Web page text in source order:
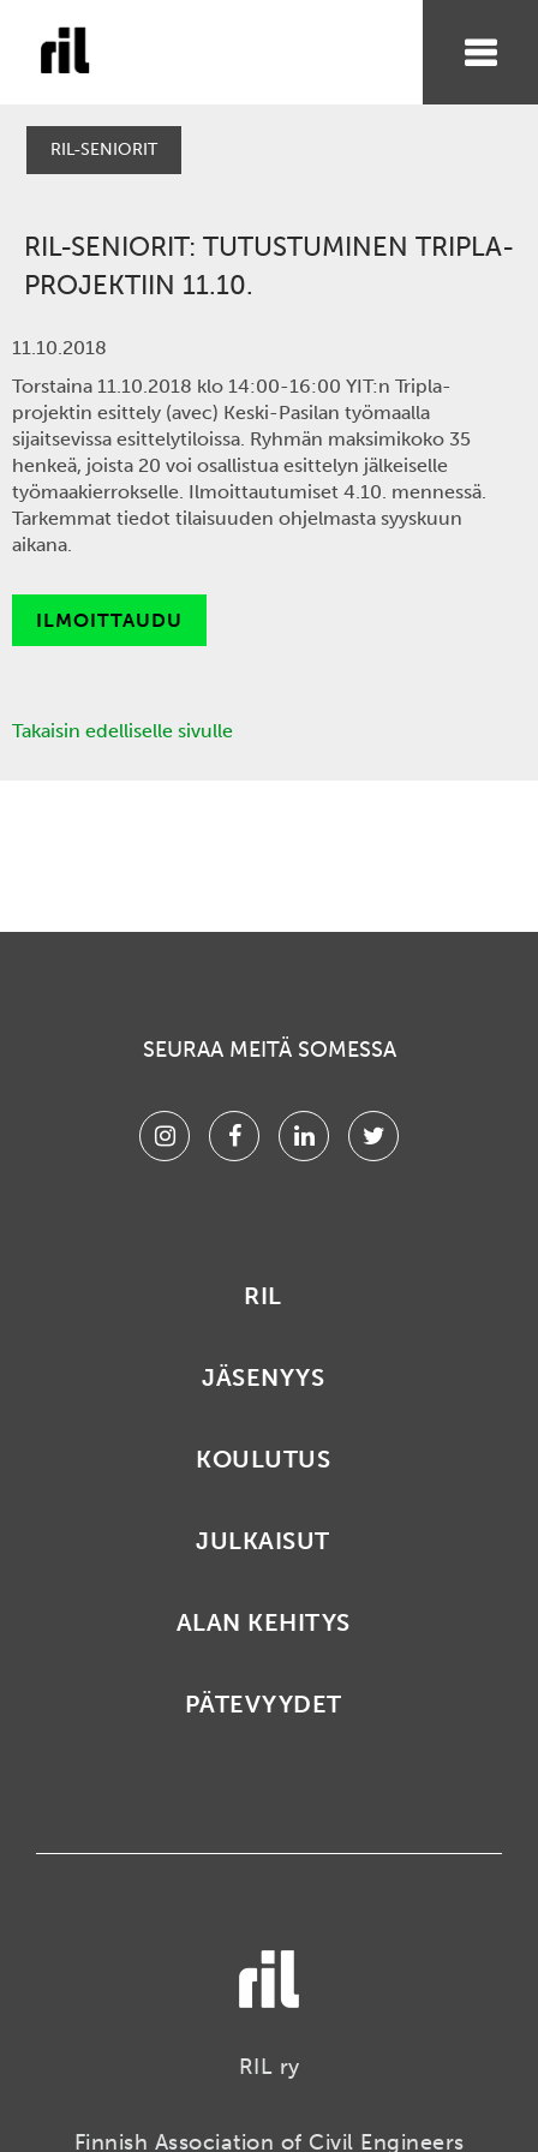
RIL-SENIORIT
RIL-SENIORIT: TUTUSTUMINEN TRIPLA-
PROJEKTIIN 11.10.
11.10.2018
Torstaina 11.10.2018 klo 14:00-16:00 YIT:n Tripla-
projektin esittely (avec) Keski-Pasilan työmaalla
sijaitsevissa esittelytiloissa. Ryhmän maksimikoko 35
henkeä, joista 20 voi osallistua esittelyn jälkeiselle
työmaakierrokselle. Ilmoittautumiset 4.10. mennessä.
Tarkemmat tiedot tilaisuuden ohjelmasta syyskuun
aikana.
ILMOITTAUDU
Takaisin edelliselle sivulle
SEURAA MEITÄ SOMESSA
InstagramFacebookLinkedinTwitter
RIL
JÄSENYYS
KOULUTUS
JULKAISUT
ALAN KEHITYS
PÄTEVYYDET
RIL ry
Finnish Association of Civil Engineers